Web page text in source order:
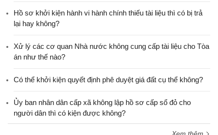
Hồ sơ khởi kiện hành vi hành chính thiếu tài liệu thì có bị trả
lại hay không?
Xử lý các cơ quan Nhà nước không cung cấp tài liệu cho Tòa
án như thế nào?
Có thể khởi kiện quyết định phê duyệt giá đất cụ thể không?
Ủy ban nhân dân cấp xã không lập hồ sơ cấp sổ đỏ cho
người dân thì có kiện được không?